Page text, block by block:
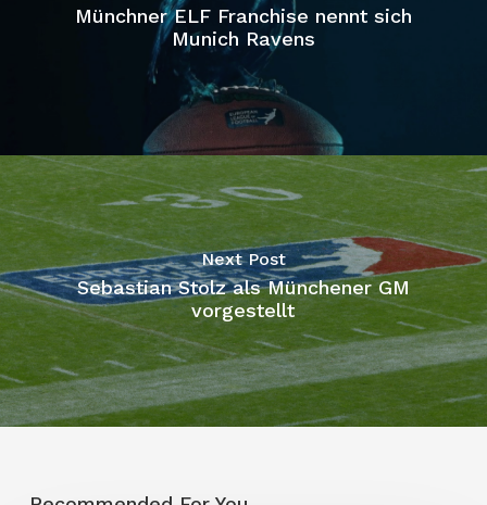
Münchner ELF Franchise nennt sich
Munich Ravens
Next Post
Sebastian Stolz als Münchener GM
vorgestellt